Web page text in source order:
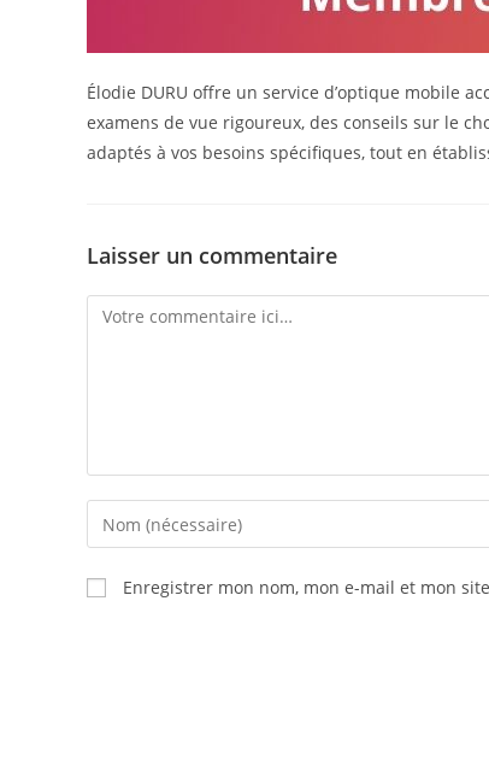
Élodie DURU offre un service d’optique mobile
examens de vue rigoureux, des conseils sur le
adaptés à vos besoins spécifiques, tout en
Laisser un commentaire
Enregistrer mon nom, mon e-mail et mon